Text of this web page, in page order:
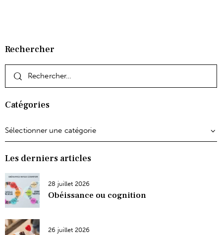
Rechercher
Catégories
Les derniers articles
28 juillet 2026
Obéissance ou cognition
26 juillet 2026